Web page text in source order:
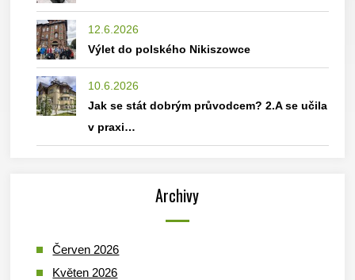
12.6.2026
Výlet do polského Nikiszowce
10.6.2026
Jak se stát dobrým průvodcem? 2.A se učila
v praxi…
Archivy
Červen 2026
Květen 2026